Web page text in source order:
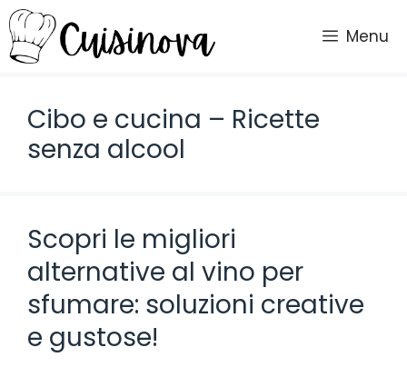
Vai
al
contenuto
Menu
Cibo e cucina – Ricette
senza alcool
Scopri le migliori
alternative al vino per
sfumare: soluzioni creative
e gustose!